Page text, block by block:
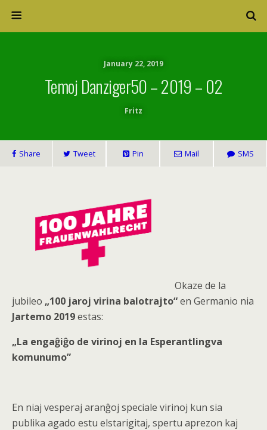
January 22, 2019
Temoj Danziger50 – 2019 – 02
Fritz
Share Tweet Pin Mail SMS
Okaze de la
jubileo „100 jaroj virina balotrajto“en Germanio nia
Jartemo 2019estas:
„La engaĝiĝo de virinoj en la Esperantlingva
komunumo”
En niaj vesperaj aranĝoj speciale virinoj kun sia
publika agado estu elstarigitaj, spertu aprezon kaj